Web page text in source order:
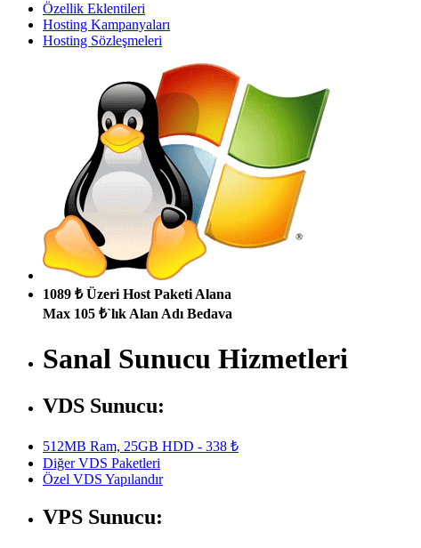
Özellik Eklentileri
Hosting Kampanyaları
Hosting Sözleşmeleri
1089 ₺ Üzeri Host Paketi Alana
Max 105 ₺`lık Alan Adı Bedava
Sanal Sunucu Hizmetleri
VDS Sunucu:
512MB Ram, 25GB HDD - 338 ₺
Diğer VDS Paketleri
Özel VDS Yapılandır
VPS Sunucu: